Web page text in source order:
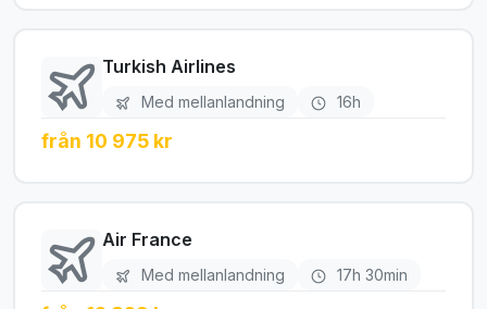
Turkish Airlines
Med mellanlandning 16h
från 10 975 kr
Air France
Med mellanlandning 17h 30min